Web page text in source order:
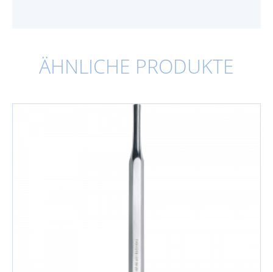
ÄHNLICHE PRODUKTE